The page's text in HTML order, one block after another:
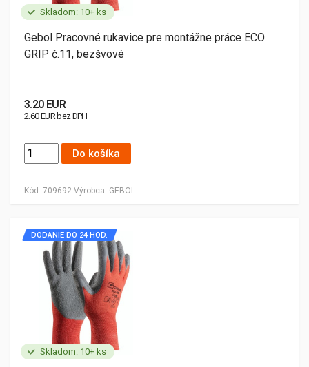
Skladom: 10+ ks
Kód: 709692 Výrobca: GEBOL
Gebol Pracovné rukavice pre montážne práce ECO
GRIP č.11, bezšvové
3.20 EUR
2.60 EUR bez DPH
Do košíka
Skladom: 10+ ks
DODANIE DO 24 HOD.